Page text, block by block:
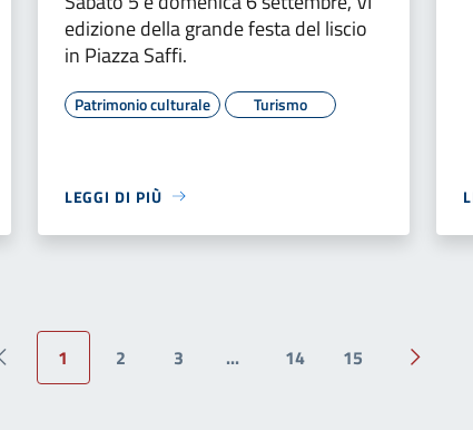
edizione della grande festa del liscio
in Piazza Saffi.
Patrimonio culturale Turismo
LEGGI DI PIÙ
Pagina precedente
1 2 3 ... 14 15
Pagina